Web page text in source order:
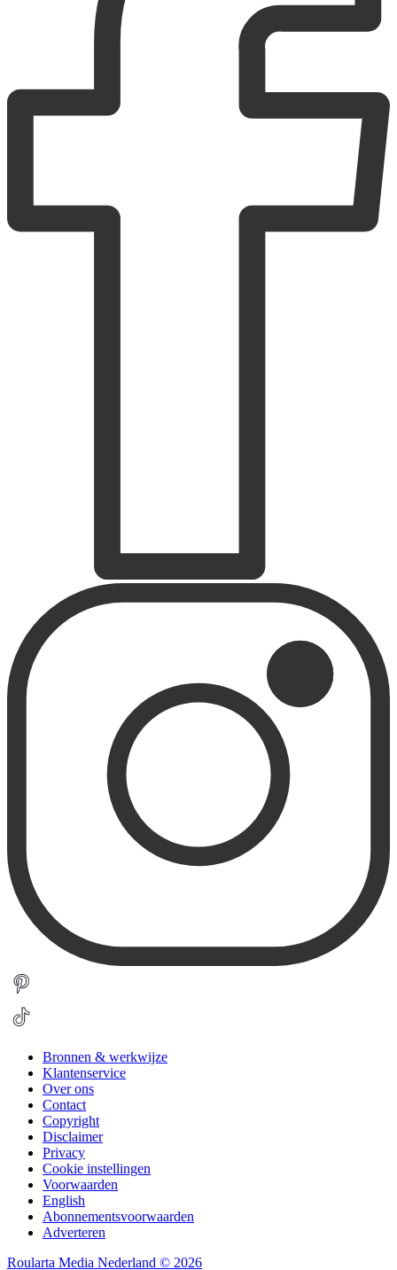
Bronnen & werkwijze
Klantenservice
Over ons
Contact
Copyright
Disclaimer
Privacy
Cookie instellingen
Voorwaarden
English
Abonnementsvoorwaarden
Adverteren
Roularta Media Nederland © 2026